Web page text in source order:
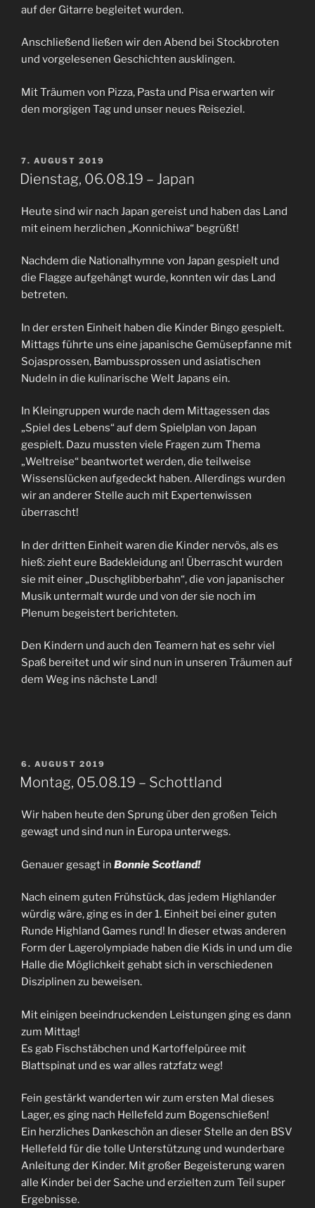
auf der Gitarre begleitet wurden.
Anschließend ließen wir den Abend bei Stockbroten
und vorgelesenen Geschichten ausklingen.
Mit Träumen von Pizza, Pasta und Pisa erwarten wir
den morgigen Tag und unser neues Reiseziel.
VERÖFFENTLICHT
AM
7. AUGUST 2019
Dienstag, 06.08.19 – Japan
Heute sind wir nach Japan gereist und haben das Land
mit einem herzlichen „Konnichiwa“ begrüßt!
Nachdem die Nationalhymne von Japan gespielt und
die Flagge aufgehängt wurde, konnten wir das Land
betreten.
In der ersten Einheit haben die Kinder Bingo gespielt.
Mittags führte uns eine japanische Gemüsepfanne mit
Sojasprossen, Bambussprossen und asiatischen
Nudeln in die kulinarische Welt Japans ein.
In Kleingruppen wurde nach dem Mittagessen das
„Spiel des Lebens“ auf dem Spielplan von Japan
gespielt. Dazu mussten viele Fragen zum Thema
„Weltreise“ beantwortet werden, die teilweise
Wissenslücken aufgedeckt haben. Allerdings wurden
wir an anderer Stelle auch mit Expertenwissen
überrascht!
In der dritten Einheit waren die Kinder nervös, als es
hieß: zieht eure Badekleidung an! Überrascht wurden
sie mit einer „Duschglibberbahn“, die von japanischer
Musik untermalt wurde und von der sie noch im
Plenum begeistert berichteten.
Den Kindern und auch den Teamern hat es sehr viel
Spaß bereitet und wir sind nun in unseren Träumen auf
dem Weg ins nächste Land!
VERÖFFENTLICHT
AM
6. AUGUST 2019
Montag, 05.08.19 – Schottland
Wir haben heute den Sprung über den großen Teich
gewagt und sind nun in Europa unterwegs.
Genauer gesagt in Bonnie Scotland!
Nach einem guten Frühstück, das jedem Highlander
würdig wäre, ging es in der 1. Einheit bei einer guten
Runde Highland Games rund! In dieser etwas anderen
Form der Lagerolympiade haben die Kids in und um die
Halle die Möglichkeit gehabt sich in verschiedenen
Disziplinen zu beweisen.
Mit einigen beeindruckenden Leistungen ging es dann
zum Mittag!
Es gab Fischstäbchen und Kartoffelpüree mit
Blattspinat und es war alles ratzfatz weg!
Fein gestärkt wanderten wir zum ersten Mal dieses
Lager, es ging nach Hellefeld zum Bogenschießen!
Ein herzliches Dankeschön an dieser Stelle an den BSV
Hellefeld für die tolle Unterstützung und wunderbare
Anleitung der Kinder. Mit großer Begeisterung waren
alle Kinder bei der Sache und erzielten zum Teil super
Ergebnisse.